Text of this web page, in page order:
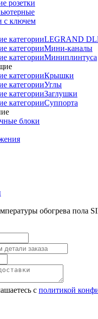
розетки
с ключем
LEGRAND
Мини-каналы
Миниплинтуса
Крышки
Углы
Заглушки
Суппорта
блоки
обогрева
с политикой